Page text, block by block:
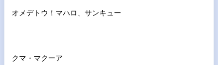
オメデトウ！マハロ、サンキュー
クマ・マクーア